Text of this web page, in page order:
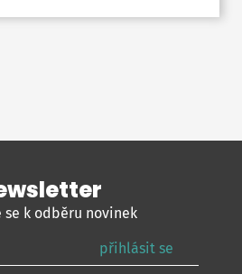
se k odběru novinek
přihlásit se